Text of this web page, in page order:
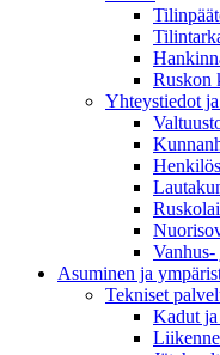
Ruskon
Yhteystiedot
Vanhus-
Asuminen ja
Tekniset
Kadut